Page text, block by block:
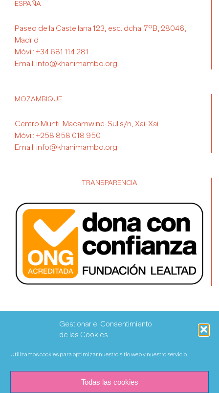
Gestionar el Consentimiento
de las Cookies
Utilizamos cookies para optimizar nuestro sitio web y nuestro servicio.
Todas las cookies
ESPAÑA
Paseo de la Castellana 123, esc. dcha. 7ºB, 28046,
Madrid
Móvil: +34 681 114 281
Email: info@khanimambo.org
MOZAMBIQUE
Centro Munti. Macamwine-Sul s/n, Xai-Xai
Móvil: +258 858 018 950
Email: info@khanimambo.org
TRANSPARENCIA